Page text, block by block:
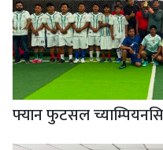
फ्यान फुटसल